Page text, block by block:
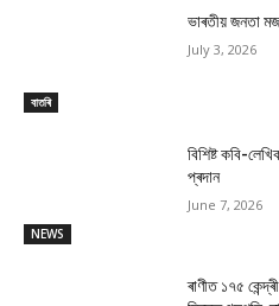
বাতৰি
ভাৰতীয় জনতা
July 3, 2026
NEWS
বিশিষ্ট কবি-
প্ৰদান
June 7, 2026
ৰাণীত ১৭৫